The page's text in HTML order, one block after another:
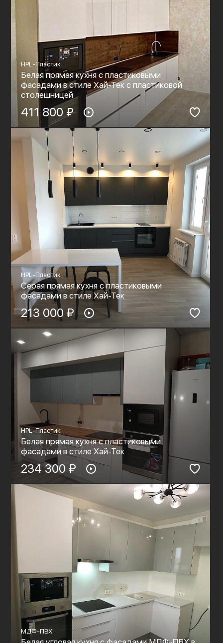
HPL-Пластик
Белая прямая кухня с пластиковыми
фасадами в стиле Хай-Тек с пластиковой
столешницей
411 800 ₽
HPL-Пластик
Серая прямая кухня с пластиковыми
фасадами в стиле Хай-Тек
213 000 ₽
HPL-Пластик
Белая прямая кухня с пластиковыми
фасадами в стиле Хай-Тек
234 300 ₽
МДФ-ПВХ